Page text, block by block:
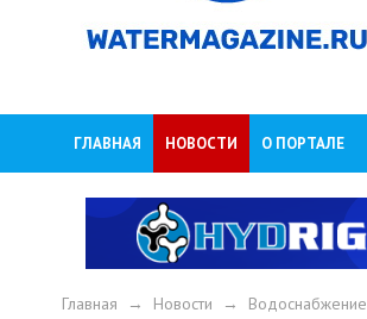
ГЛАВНАЯ НОВОСТИ О ПОРТАЛЕ
Главная → Новости → Водоснабжение